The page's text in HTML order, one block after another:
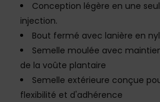
Conception légère en une
injection.
Bout fermé avec lanière en
Semelle moulée avec
de la voûte plantaire
Semelle extérieure conçue
flexibilité et d'adhérence